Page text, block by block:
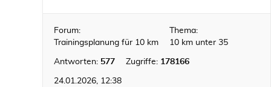
Forum:
Trainingsplanung für 10 km
Thema:
10 km unter 35
Antworten: 577 Zugriffe: 178166
24.01.2026, 12:38